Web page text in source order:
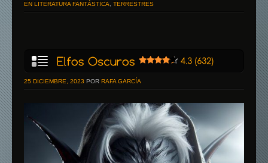
EN LITERATURA FANTÁSTICA
TERRESTRES
25 DICIEMBRE, 2023 POR RAFA GARCÍA